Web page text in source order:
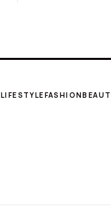
LIFESTYLEFASHION